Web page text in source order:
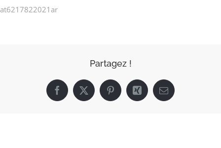
at6217822021ar
Partagez !
Facebook
X PinterestXing Email